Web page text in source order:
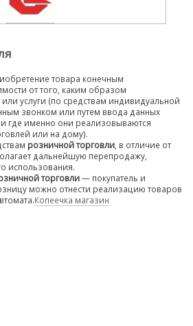
товара конечным
от того, каким образом
услуги (по средствам индивидуальной
звонком или путем ввода данных
где именно они реализовываются
или на дому).
розничной торговли , в отличие от
дальнейшую перепродажу,
использования.
торговли— покупатель и
можно отнести реализацию товаров
Копеечка магазин